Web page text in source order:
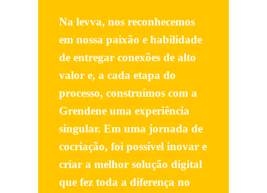
Na levva, nos reconhecemos
em nossa paixão e habilidade
de entregar conexões de alto
valor e, a cada etapa do
processo, construímos com a
Grendene uma experiência
singular. Em uma jornada de
cocriação, foi possível inovar e
criar a melhor solução digital
que fez toda a diferença no